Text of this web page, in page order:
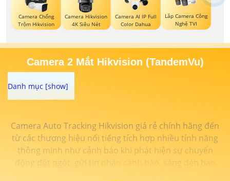
Camera Chống
Trộm Hikvision
Camera Hikvision
4K Siêu Nét
Camera AI IP Full
Color Dahua
Lắp Camera Công
Nghệ TVI
Camera 2 Mắt Hikvision (TandemVu)
Camera Auto Tracking Hikvision giá rẻ chính hãng đến
từ các thương hiệu nổi tiếng tích hợp nhiều tính năng
thông minh như cảnh báo khi phát hiện sự chuyển
động đột ngột, gửi tin nhắn cảnh báo, sáng đèn ban